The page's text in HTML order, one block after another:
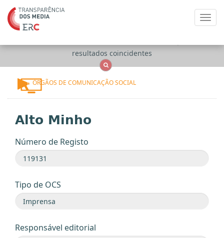
resultados coincidentes
ÓRGÃOS DE COMUNICAÇÃO SOCIAL
Alto Minho
Número de Registo
Tipo de OCS
Responsável editorial